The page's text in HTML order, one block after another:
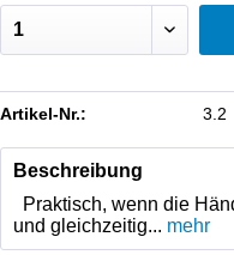
Artikel-Nr.: 3.2
Beschreibung
Praktisch, wenn die
und gleichzeitig... mehr